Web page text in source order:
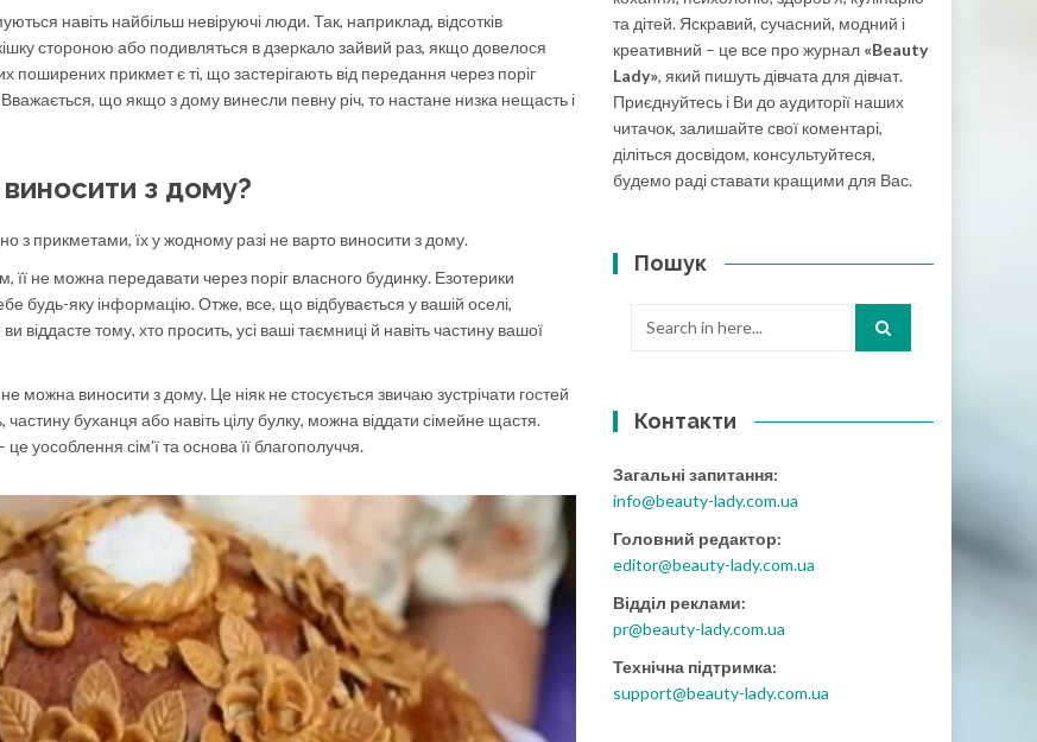
навіть найбільш невіруючі люди. Так, наприклад, відсотків
стороною або подивляться в дзеркало зайвий раз, якщо довелося
поширених прикмет є ті, що застерігають від передання через поріг
Вважається, що якщо з дому винесли певну річ, то настане низка нещасть і
з дому?
з прикметами, їх у жодному разі не варто виносити з дому.
її не можна передавати через поріг власного будинку. Езотерики
будь-яку інформацію. Отже, все, що відбувається у вашій оселі,
ви віддасте тому, хто просить, усі ваші таємниці й навіть частину вашої
не можна виносити з дому. Це ніяк не стосується звичаю зустрічати гостей
частину буханця або навіть цілу булку, можна віддати сімейне щастя.
уособлення сім’ї та основа її благополуччя.
та дітей. Яскравий, сучасний, модний і
креативний – це все про журнал «Beauty
Lady», який пишуть дівчата для дівчат.
Приєднуйтесь і Ви до аудиторії наших
читачок, залишайте свої коментарі,
діліться досвідом, консультуйтеся,
будемо раді ставати кращими для Вас.
Пошук
Контакти
Загальні запитання:
info@beauty-lady.com.ua
Головний редактор:
editor@beauty-lady.com.ua
Відділ реклами:
pr@beauty-lady.com.ua
Технічна підтримка:
support@beauty-lady.com.ua